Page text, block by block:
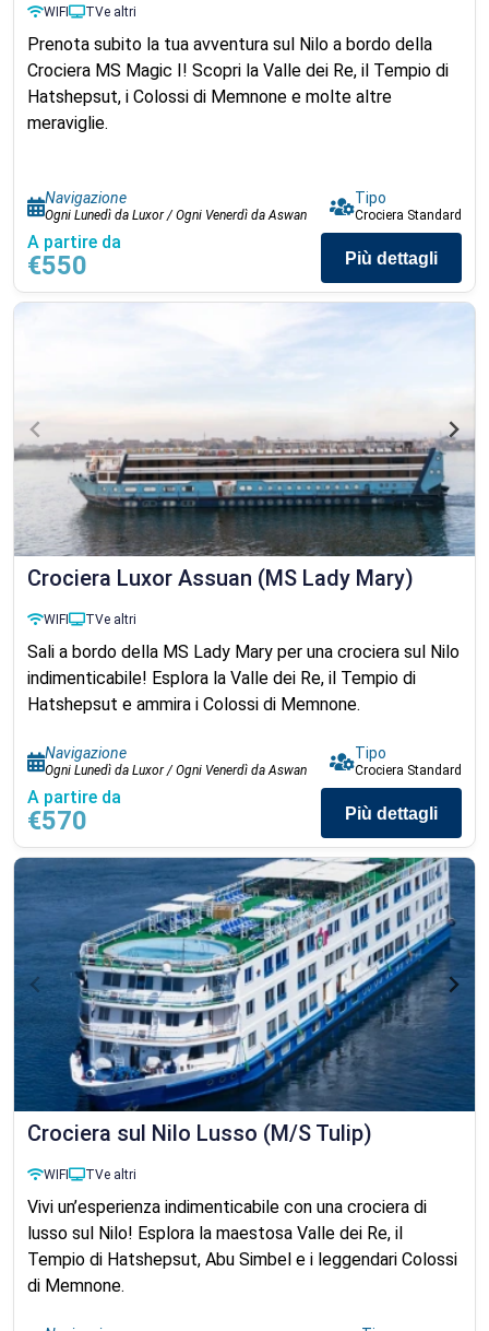
WIFI TVe altri
Prenota subito la tua avventura sul Nilo a bordo della
Crociera MS Magic I! Scopri la Valle dei Re, il Tempio di
Hatshepsut, i Colossi di Memnone e molte altre
meraviglie.
Navigazione
Ogni Lunedì da Luxor / Ogni Venerdì da Aswan
Tipo
Crociera Standard
A partire da
€550 Più dettagli
Crociera Luxor Assuan (MS Lady Mary)
WIFI TVe altri
Sali a bordo della MS Lady Mary per una crociera sul Nilo
indimenticabile! Esplora la Valle dei Re, il Tempio di
Hatshepsut e ammira i Colossi di Memnone.
Navigazione
Ogni Lunedì da Luxor / Ogni Venerdì da Aswan
Tipo
Crociera Standard
A partire da
€570 Più dettagli
Crociera sul Nilo Lusso (M/S Tulip)
WIFI TVe altri
Vivi un’esperienza indimenticabile con una crociera di
lusso sul Nilo! Esplora la maestosa Valle dei Re, il
Tempio di Hatshepsut, Abu Simbel e i leggendari Colossi
di Memnone.